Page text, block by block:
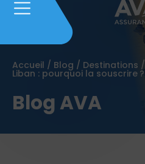
Accueil / Blog / Destinations /
Liban : pourquoi la souscrire ?
Blog AVA